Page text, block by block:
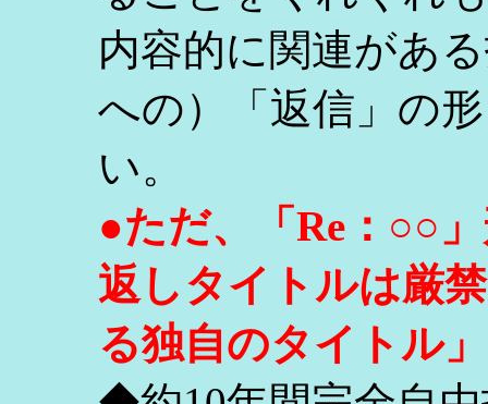
内容的に関連があ
への）「返信」の
い。
●ただ、「Re：○○
返しタイトルは厳
る独自のタイトル